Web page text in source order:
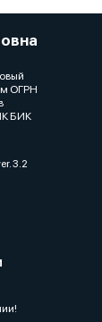
ОГРН
БИК
3.2